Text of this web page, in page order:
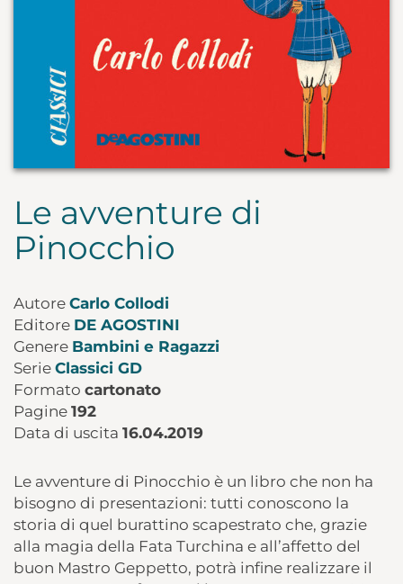
Le avventure di
Pinocchio
Autore Carlo Collodi
Editore DE AGOSTINI
Genere Bambini e Ragazzi
Serie Classici GD
Formato cartonato
Pagine 192
Data di uscita 16.04.2019
Le avventure di Pinocchio è un libro che non ha
bisogno di presentazioni: tutti conoscono la
storia di quel burattino scapestrato che, grazie
alla magia della Fata Turchina e all’affetto del
buon Mastro Geppetto, potrà infine realizzare il